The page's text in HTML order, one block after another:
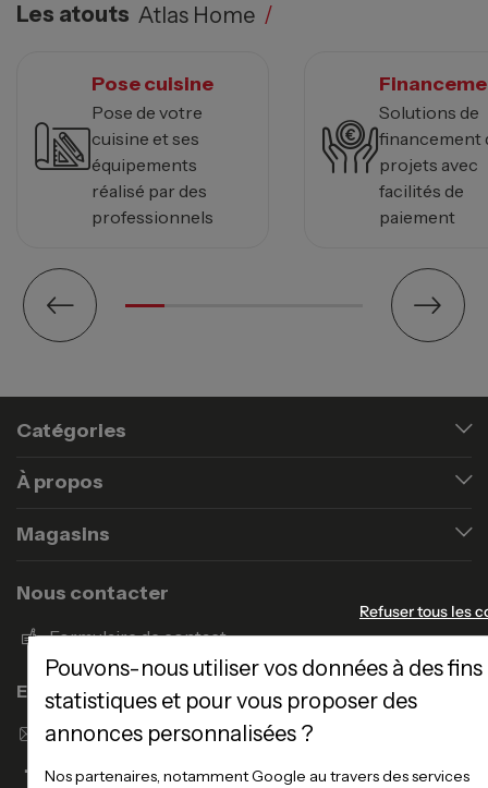
Les atouts Atlas Home /
Pose cuisine
Pose de votre
cuisine et ses
équipements
réalisé par des
professionnels
Solutions de
financement
projets avec
facilités de
paiement
Catégories
À propos
Magasins
Nous contacter
Formulaire de contact
Enseigne Atlas Home
Envoyer un email
Refuser tous les
Pouvons-nous utiliser vos données à des fins
statistiques et pour vous proposer des
annonces personnalisées ?
Nos partenaires, notamment Google au travers des services